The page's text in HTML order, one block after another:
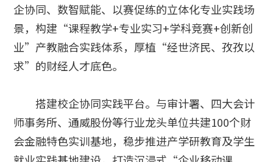
企协同、数智赋能、以赛促练的立体化专业实践场
景，构建“课程教学+专业实习+学科竞赛+创新创
业”产教融合实践体系，厚植“经世济民、孜孜以
求”的财经人才底色。
搭建校企协同实践平台。与审计署、四大会计
师事务所、通威股份等行业龙头单位共建100个财
会金融特色实训基地，稳步推进产学研教育及学生